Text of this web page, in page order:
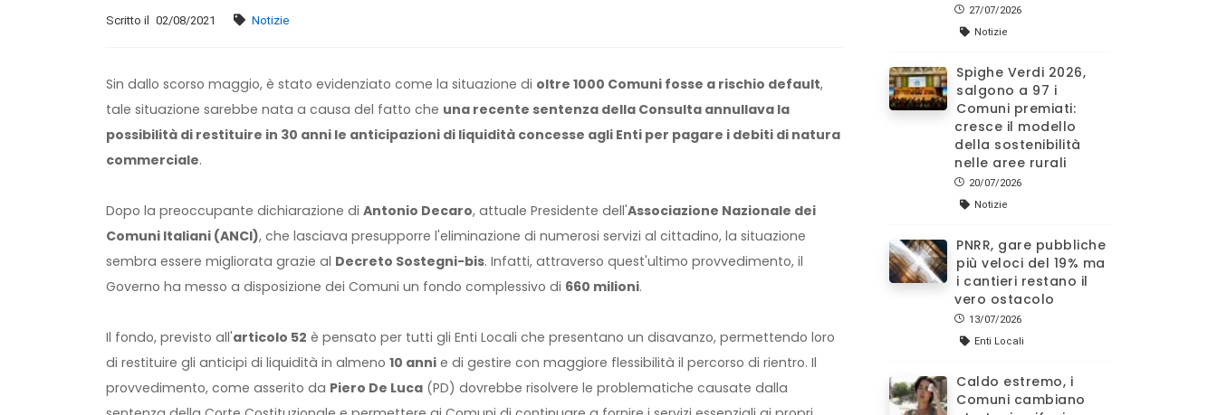
Scritto il 02/08/2021 Notizie
Sin dallo scorso maggio, è stato evidenziato come la situazione di oltre 1000 Comuni fosse a rischio default,
tale situazione sarebbe nata a causa del fatto che una recente sentenza della Consulta annullava la
possibilità di restituire in 30 anni le anticipazioni di liquidità concesse agli Enti per pagare i debiti di natura
commerciale.
Dopo la preoccupante dichiarazione di Antonio Decaro, attuale Presidente dell'Associazione Nazionale dei
Comuni Italiani (ANCI), che lasciava presupporre l'eliminazione di numerosi servizi al cittadino, la situazione
sembra essere migliorata grazie al Decreto Sostegni-bis. Infatti, attraverso quest'ultimo provvedimento, il
Governo ha messo a disposizione dei Comuni un fondo complessivo di 660 milioni.
Il fondo, previsto all'articolo 52 è pensato per tutti gli Enti Locali che presentano un disavanzo, permettendo loro
di restituire gli anticipi di liquidità in almeno 10 anni e di gestire con maggiore flessibilità il percorso di rientro. Il
provvedimento, come asserito da Piero De Luca (PD) dovrebbe risolvere le problematiche causate dalla
27/07/2026
Notizie
Spighe Verdi 2026,
salgono a 97 i
Comuni premiati:
cresce il modello
della sostenibilità
nelle aree rurali
20/07/2026
Notizie
PNRR, gare pubbliche
più veloci del 19% ma
i cantieri restano il
vero ostacolo
13/07/2026
Enti Locali
Caldo estremo, i
Comuni cambiano